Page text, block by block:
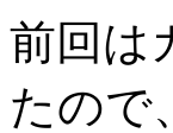
前回は
たので